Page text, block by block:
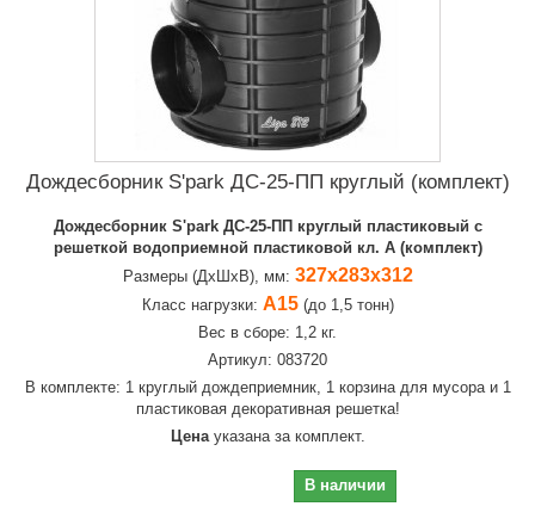
Дождесборник S'park ДС-25-ПП круглый (комплект)
Дождесборник S'park ДС-25-ПП круглый пластиковый с
решеткой водоприемной пластиковой кл. A (комплект)
Размеры (ДхШхВ), мм: 327х283х312
Класс нагрузки: А15(до 1,5 тонн)
Вес в сборе: 1,2 кг.
Артикул: 083720
В комплекте: 1 круглый дождеприемник, 1 корзина для мусора и 1
пластиковая декоративная решетка!
Ценауказана за комплект.
В наличии